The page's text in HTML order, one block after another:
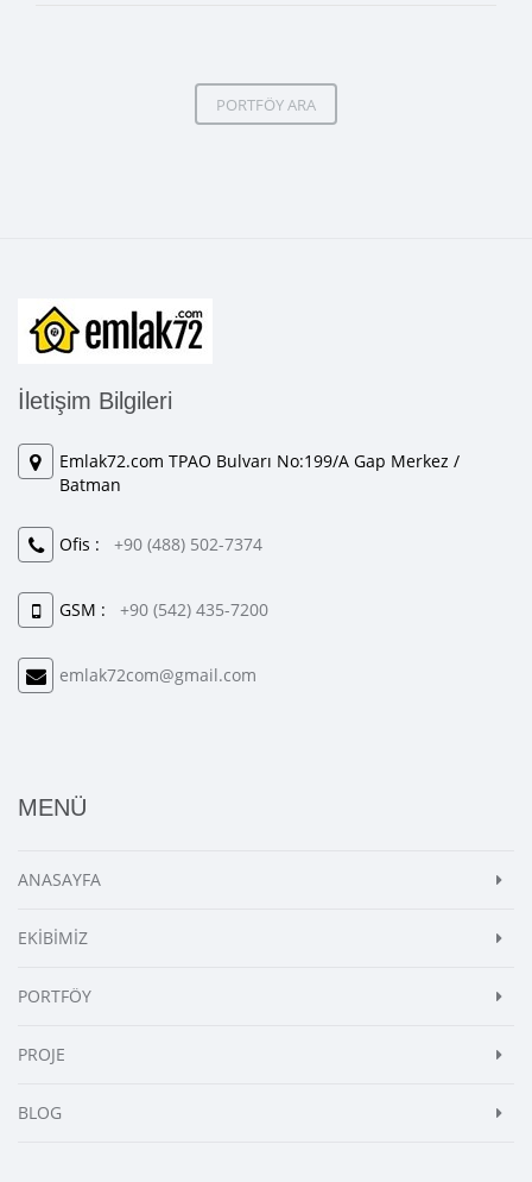
PORTFÖY ARA
İletişim Bilgileri
Emlak72.com TPAO Bulvarı No:199/A Gap Merkez /
Batman
Ofis : +90 (488) 502-7374
GSM : +90 (542) 435-7200
emlak72com@gmail.com
MENÜ
ANASAYFA
EKİBİMİZ
PORTFÖY
PROJE
BLOG